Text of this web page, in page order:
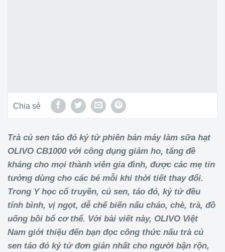
Chia sẻ
Trà củ sen táo đỏ kỷ tử phiên bản máy làm sữa hạt
OLIVO CB1000 với công dụng giảm ho, tăng đề
kháng cho mọi thành viên gia đình, được các mẹ tin
tưởng dùng cho các bé mỗi khi thời tiết thay đổi.
Trong Y học cổ truyền, củ sen, táo đỏ, kỷ tử đều
tính bình, vị ngọt, dễ chế biến nấu cháo, chè, trà, đồ
uống bồi bổ cơ thể. Với bài viết này, OLIVO Việt
Nam giới thiệu đến bạn đọc công thức nấu trà củ
sen táo đỏ kỷ tử đơn giản nhất cho người bận rộn,